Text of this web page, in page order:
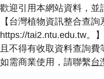
歡迎引用本網站資料，並
【台灣植物資訊整合查詢
https://tai2.ntu.edu.tw。】
且不得有收取資料查詢費
如需商業使用，請聯繫台